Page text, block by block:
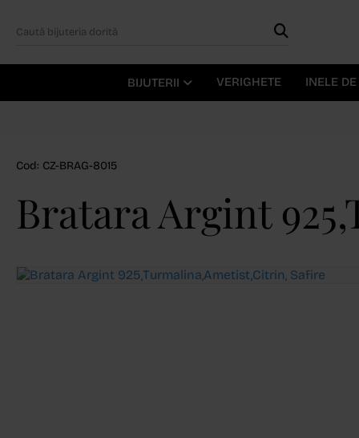
BIJUTERII VERIGHETE INELE
Cod: CZ-BRAG-8015
Bratara Argint